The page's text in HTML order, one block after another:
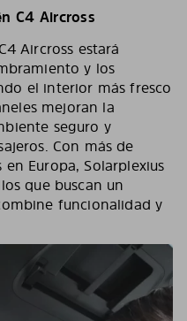
C4 Aircross
Aircross estará
y los
el interior más fresco
mejoran la
seguro y
Con más de
Europa, Solarplexius
que buscan un
funcionalidad y